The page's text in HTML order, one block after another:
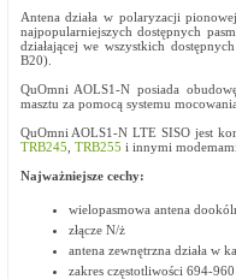
Antena działa w polaryzacji
najpopularniejszych dostępnych
działającej we wszystkich
B20).
QuOmni AOLS1-N posiada
masztu za pomocą systemu
QuOmni AOLS1-N LTE SISO jest
TRB245 TRB255 i innymi
Najważniejsze cechy:
wielopasmowa antena
złącze N/ż
antena zewnętrzna działa w
zakres częstotliwości 694-